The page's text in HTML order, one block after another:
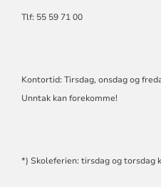
Tlf: 55 59 71 00
Kontortid: Tirsdag, onsdag og
Unntak kan forekomme!
*) Skoleferien: tirsdag og torsdag